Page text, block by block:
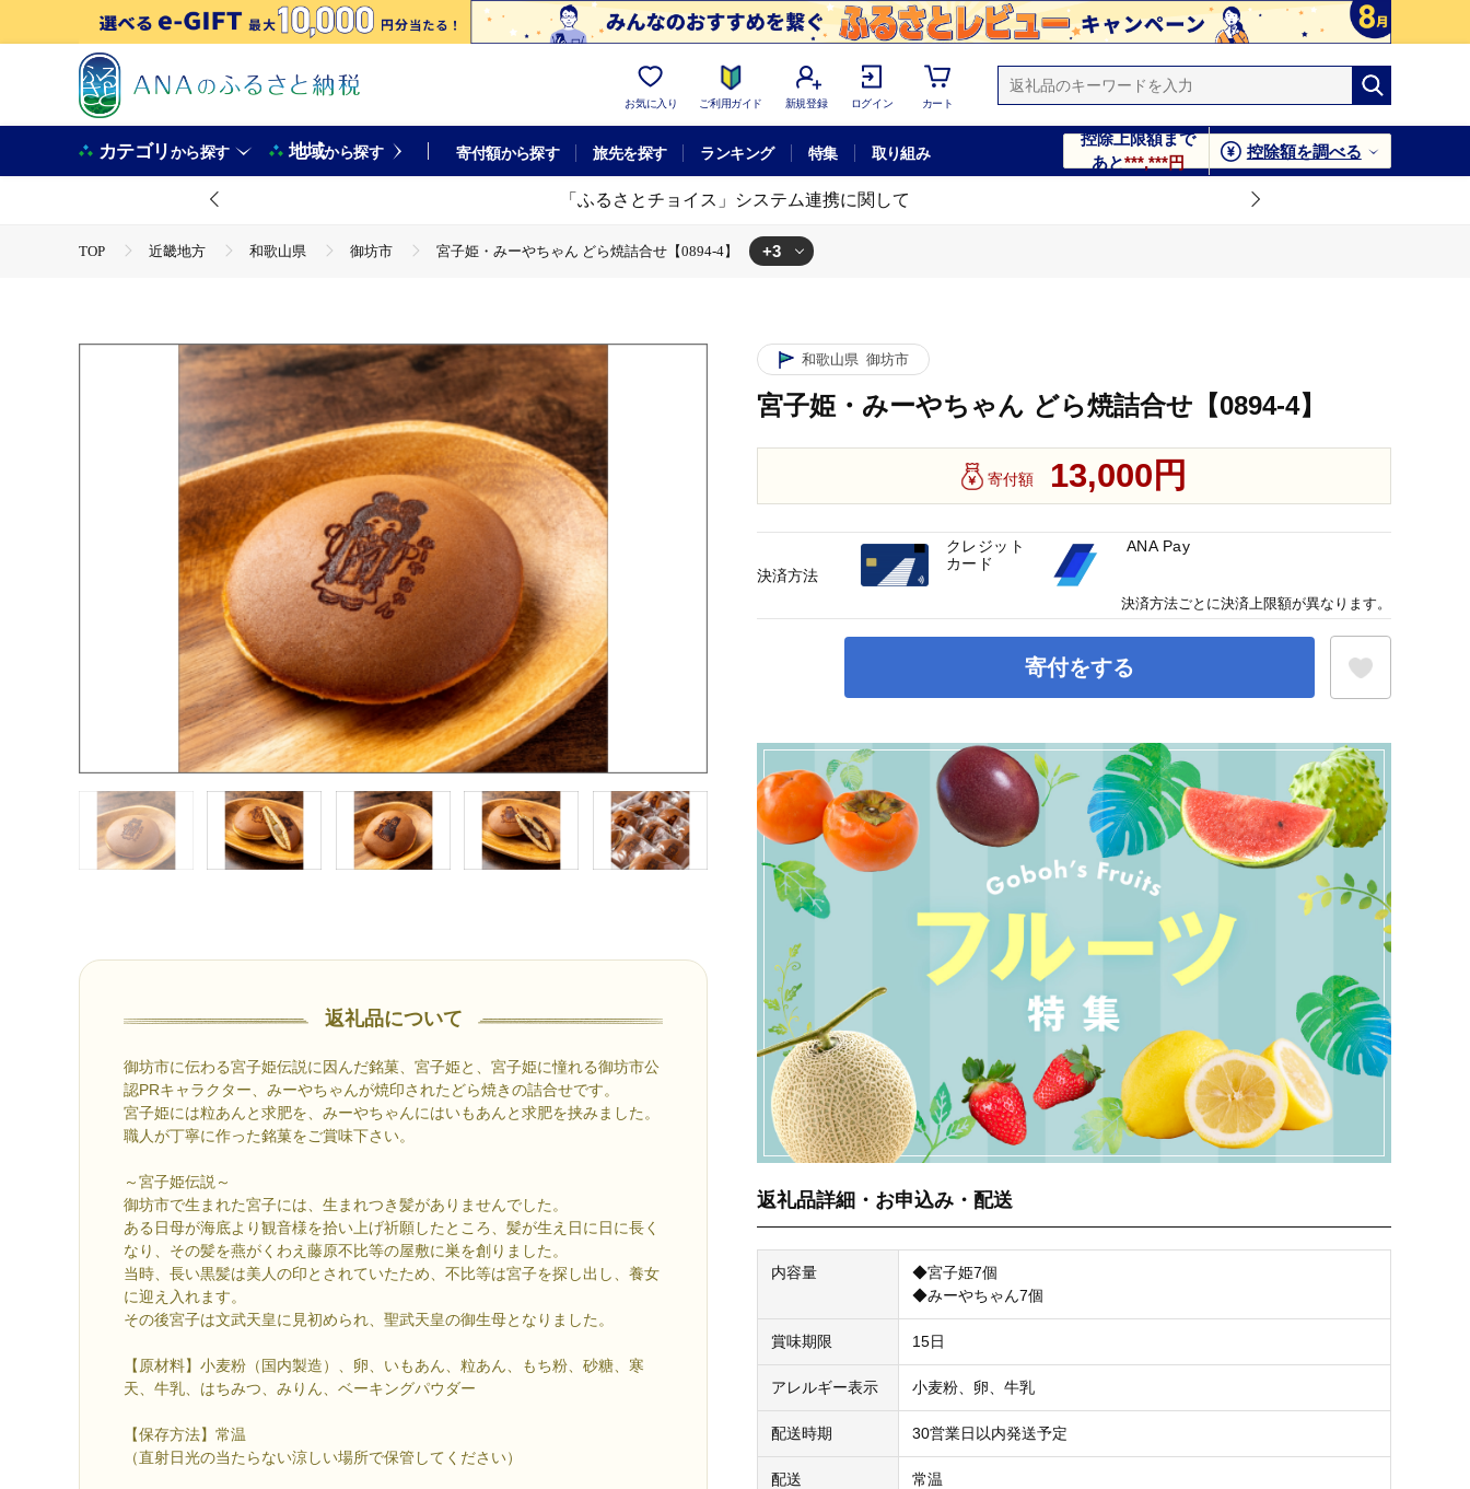
お気に入り ご利用ガイド 新規登録 ログイン カート
カテゴリから探す 地域から探す 寄付額から探す 旅先を探す ランキング 特集 取り組み
控除上限額まで
あと***,***円
控除額を調べる
「ふるさとチョイス」システム連携に関して
TOP 近畿地方 和歌山県 御坊市 宮子姫・みーやちゃん どら焼詰合せ【0894-4】 +3
返礼品について
御坊市に伝わる宮子姫伝説に因んだ銘菓、宮子姫と、宮子姫に憧れる御坊市公
認PRキャラクター、みーやちゃんが焼印されたどら焼きの詰合せです。
宮子姫には粒あんと求肥を、みーやちゃんにはいもあんと求肥を挟みました。
職人が丁寧に作った銘菓をご賞味下さい。
～宮子姫伝説～
御坊市で生まれた宮子には、生まれつき髪がありませんでした。
ある日母が海底より観音様を拾い上げ祈願したところ、髪が生え日に日に長く
なり、その髪を燕がくわえ藤原不比等の屋敷に巣を創りました。
当時、長い黒髪は美人の印とされていたため、不比等は宮子を探し出し、養女
に迎え入れます。
その後宮子は文武天皇に見初められ、聖武天皇の御生母となりました。
【原材料】小麦粉（国内製造）、卵、いもあん、粒あん、もち粉、砂糖、寒
天、牛乳、はちみつ、みりん、ベーキングパウダー
【保存方法】常温
（直射日光の当たらない涼しい場所で保管してください）
和歌山県 御坊市
宮子姫・みーやちゃん どら焼詰合せ【0894-4】
寄付額 13,000円
寄付をする
お気に入り登録
返礼品詳細・お申込み・配送
内容量
◆宮子姫7個
◆みーやちゃん7個
賞味期限 15日
アレルギー表示 小麦粉、卵、牛乳
配送時期 30営業日以内発送予定
配送 常温
決済方法
クレジット
カード
ANA Pay
決済方法ごとに決済上限額が異なります。